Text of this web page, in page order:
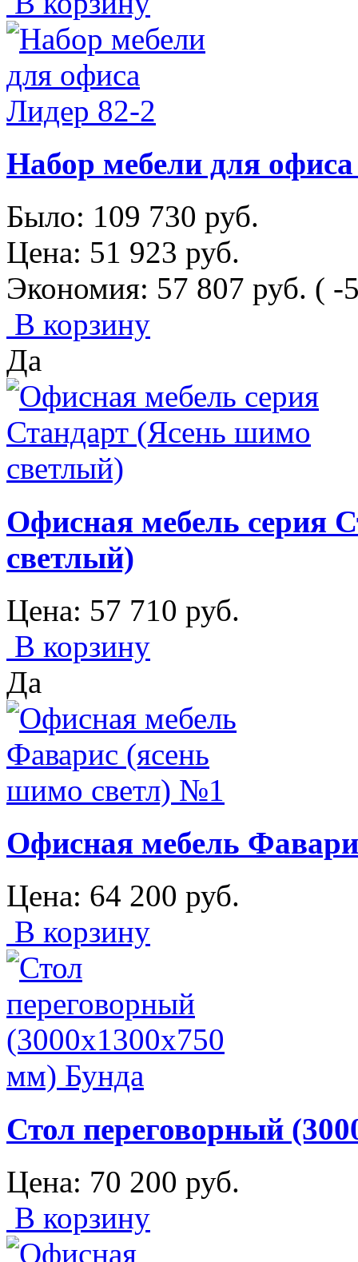
Набор мебели для
Было: 109 730 руб.
Цена: 51 923 руб.
Экономия: 57 807 руб. ( -
В корзину
Да
Офисная мебель серия
светлый)
Цена: 57 710 руб.
В корзину
Да
Офисная мебель
Цена: 64 200 руб.
В корзину
Стол переговорный
Цена: 70 200 руб.
В корзину